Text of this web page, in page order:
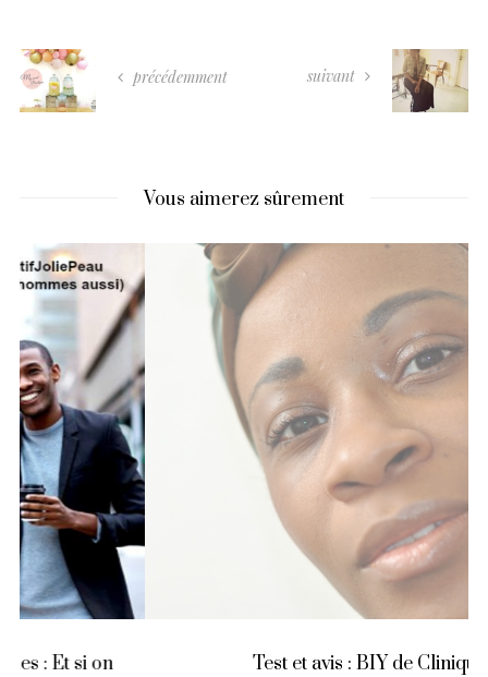
précédemment suivant
Vous aimerez sûrement
Test et avis : BIY de Clinique